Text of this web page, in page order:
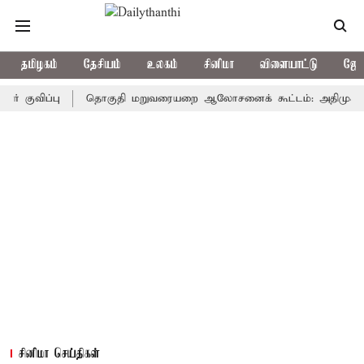
தமிழகம் தேசியம் உலகம் சினிமா விளையாட்டு
தொகுதி மறுவரையறை ஆலோசனைக் கூட்டம்: அதிமுக
சினிமா செய்திகள்